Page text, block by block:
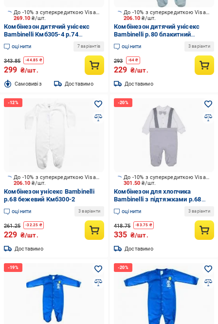
269.10₴/шт.
До -10% з суперкредиткою Visa Вигода
Комбінезон дитячий унісекс
Bambinelli Кмб305-4 р.74
помаранчевий
оцінити 7 варіантів
343.85 -44.85 ₴
299 ₴/шт.
Cамовивіз Доставимо
206.10₴/шт.
До -10% з суперкредиткою Visa Вигода
Комбінезон дитячий унісекс
Bambinelli р.80 блакитний
Кмб300-1
оцінити 3 варіанти
293 -64 ₴
229 ₴/шт.
Доставимо
206.10₴/шт.
До -10% з суперкредиткою Visa Вигода
Комбінезон унісекс Bambinelli
р.68 бежевий Кмб300-2
оцінити 3 варіанти
261.25 -32.25 ₴
229 ₴/шт.
Доставимо
301.50₴/шт.
До -10% з суперкредиткою Visa Вигода
Комбінезон для хлопчика
Bambinelli з підтяжками р.68
молочний
оцінити 3 варіанти
418.75 -83.75 ₴
335 ₴/шт.
Доставимо